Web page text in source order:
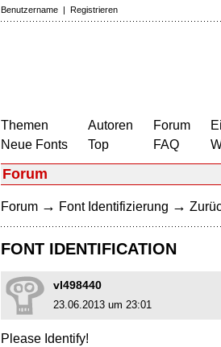
Benutzername | Registrieren
Themen
Neue Fonts
Autoren
Top
Forum
FAQ
Forum
Forum → Font Identifizierung →
FONT IDENTIFICATION
vl498440
23.06.2013 um 23:01
Please Identify!